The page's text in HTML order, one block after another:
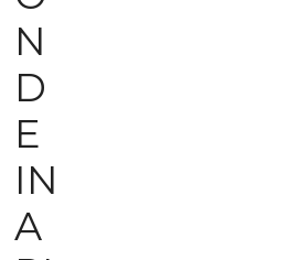
N
D
E
IN
A